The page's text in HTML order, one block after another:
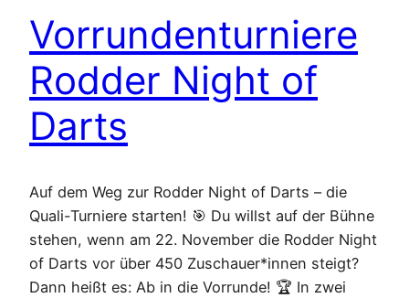
Vorrundenturniere
Rodder Night of
Darts
Auf dem Weg zur Rodder Night of Darts – die
Quali-Turniere starten! 🎯 Du willst auf der Bühne
stehen, wenn am 22. November die Rodder Night
of Darts vor über 450 Zuschauer*innen steigt?
Dann heißt es: Ab in die Vorrunde! 🏆 In zwei